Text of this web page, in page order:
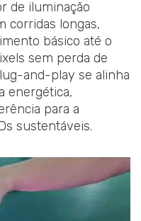
de iluminação
corridas longas,
básico até o
sem perda de
and-play se alinha
energética,
para a
sustentáveis.